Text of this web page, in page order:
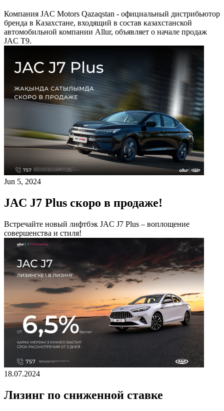
Компания JAC Motors Qazaqstan - официальный дистрибьютор
бренда в Казахстане, входящий в состав казахстанской
автомобильной компании Allur, объявляет о начале продаж
JAC T9.
Jun 5, 2024
JAC J7 Plus скоро в продаже!
Встречайте новый лифтбэк JAC J7 Plus – воплощение
совершенства и стиля!
18.07.2024
Лизинг по сниженной ставке